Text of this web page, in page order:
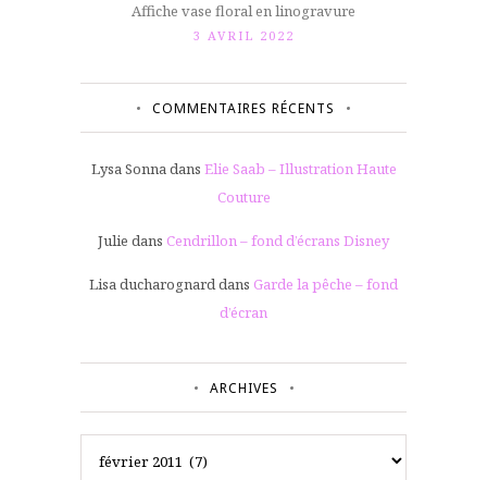
Affiche vase floral en linogravure
3 AVRIL 2022
COMMENTAIRES RÉCENTS
Lysa Sonnadans Elie Saab – Illustration Haute
Couture
Julie dans Cendrillon – fond d’écrans Disney
Lisa ducharognarddans Garde la pêche – fond
d’écran
ARCHIVES